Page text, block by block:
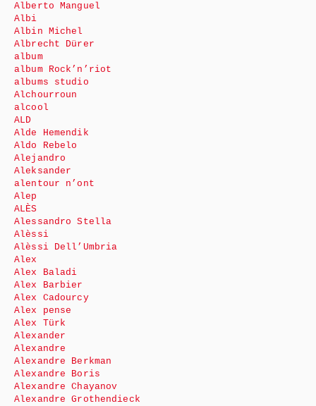
Alberto Manguel
Albi
Albin Michel
Albrecht Dürer
album
album Rock’n’riot
albums studio
Alchourroun
alcool
ALD
Alde Hemendik
Aldo Rebelo
Alejandro
Aleksander
alentour n’ont
Alep
ALÈS
Alessandro Stella
Alèssi
Alèssi Dell’Umbria
Alex
Alex Baladi
Alex Barbier
Alex Cadourcy
Alex pense
Alex Türk
Alexander
Alexandre
Alexandre Berkman
Alexandre Boris
Alexandre Chayanov
Alexandre Grothendieck